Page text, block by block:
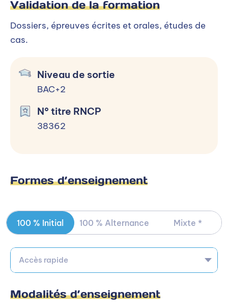
Validation de la formation
Dossiers, épreuves écrites et orales, études de
cas.
Niveau de sortie
BAC+2
N° titre RNCP
38362
Formes d’enseignement
100 % Initial 100 % Alternance Mixte *
Accès rapide
Modalités d’enseignement